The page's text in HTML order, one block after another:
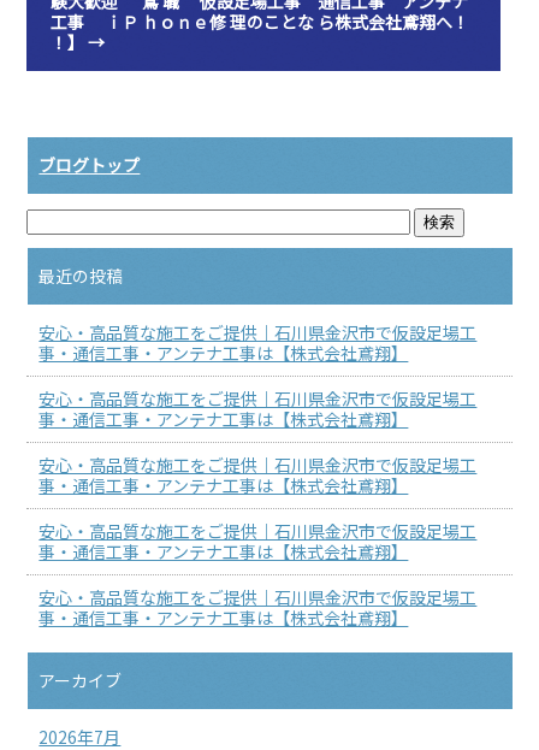
工事 ｉＰ ｈｏｎｅ修 理のことな ら株式会社鳶翔へ！
！】→
ブログトップ
最近の投稿
安心・高品質な施工をご提供｜石川県金沢市で仮設足場工
事・通信工事・アンテナ工事は【株式会社鳶翔】
安心・高品質な施工をご提供｜石川県金沢市で仮設足場工
事・通信工事・アンテナ工事は【株式会社鳶翔】
安心・高品質な施工をご提供｜石川県金沢市で仮設足場工
事・通信工事・アンテナ工事は【株式会社鳶翔】
安心・高品質な施工をご提供｜石川県金沢市で仮設足場工
事・通信工事・アンテナ工事は【株式会社鳶翔】
安心・高品質な施工をご提供｜石川県金沢市で仮設足場工
事・通信工事・アンテナ工事は【株式会社鳶翔】
アーカイブ
2026年7月